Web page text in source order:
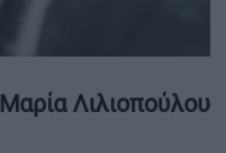
Μαρία Λιλιοπούλου